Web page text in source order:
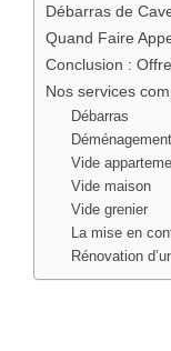
Débarras de
Quand Faire
Conclusion :
Nos services
Débarras
Déménagement
Vide
Vide maison
Vide grenier
La mise en
Rénovation